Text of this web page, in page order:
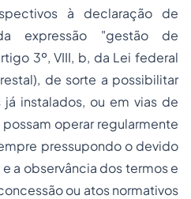
à declaração de
expressão "gestão de
3º, VIII, b, da Lei federal
de sorte a possibilitar
já instalados, ou em vias de
operar regularmente
pressupondo o devido
a observância dos termos e
ou atos normativos